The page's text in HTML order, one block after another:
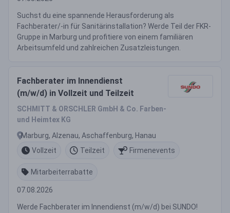
Suchst du eine spannende Herausforderung als
Fachberater/-in für Sanitärinstallation? Werde Teil der FKR-
Gruppe in Marburg und profitiere von einem familiären
Arbeitsumfeld und zahlreichen Zusatzleistungen.
Fachberater im Innendienst
(m/w/d) in Vollzeit und Teilzeit
SCHMITT & ORSCHLER GmbH & Co. Farben-
und Heimtex KG
Marburg, Alzenau, Aschaffenburg, Hanau
Vollzeit
Teilzeit Firmenevents
Mitarbeiterrabatte
07.08.2026
Werde Fachberater im Innendienst (m/w/d) bei SUNDO!